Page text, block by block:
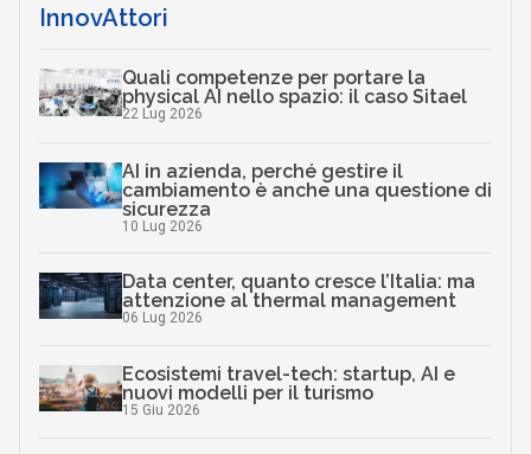
InnovAttori
Quali competenze per portare la
physical AI nello spazio: il caso Sitael
22 Lug 2026
AI in azienda, perché gestire il
cambiamento è anche una questione di
sicurezza
10 Lug 2026
Data center, quanto cresce l’Italia: ma
attenzione al thermal management
06 Lug 2026
Ecosistemi travel-tech: startup, AI e
nuovi modelli per il turismo
15 Giu 2026